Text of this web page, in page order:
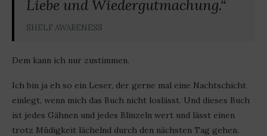
Liebe und Wiedergutmachung.“
SHELF AWARENESS
Dem kann ich nur zustimmen.
Ich bin ja eh so ein Leser, der gerne mal eine Nachtschicht
einlegt, wenn mich das Buch nicht loslässt. Und dieses Buch
ist jedes Gähnen und jedes Blinzeln wert und lässt einen
trotz Müdigkeit lächelnd durch den nächsten Tag gehen.